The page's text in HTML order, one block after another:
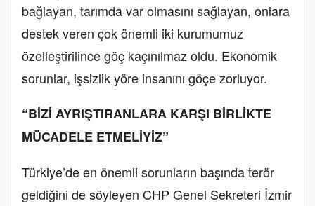
bağlayan, tarımda var olmasını sağlayan, onlara
destek veren çok önemli iki kurumumuz
özelleştirilince göç kaçınılmaz oldu. Ekonomik
sorunlar, işsizlik yöre insanını göçe zorluyor.
“BİZİ AYRIŞTIRANLARA KARŞI BİRLİKTE
MÜCADELE ETMELİYİZ”
Türkiye’de en önemli sorunların başında terör
geldiğini de söyleyen CHP Genel Sekreteri İzmir